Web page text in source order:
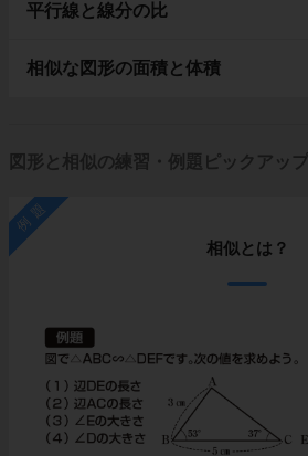
平行線と線分の比
相似な図形の面積と体積
図形と相似の練習・例題ピックアップ
例題
相似とは？